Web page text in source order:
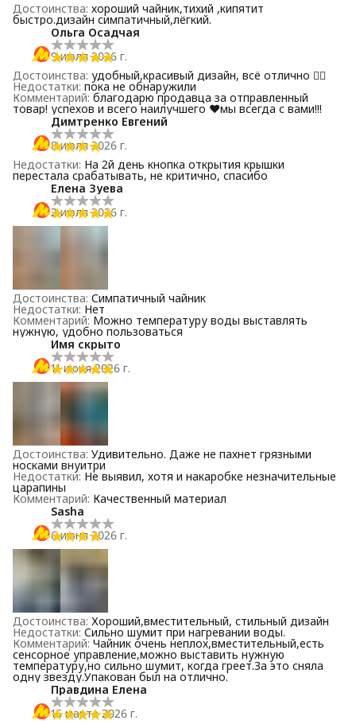
Достоинства: хороший чайник,тихий ,кипятит
быстро.дизайн симпатичный,лёгкий.
Ольга Осадчая
9 июля 2026 г.
Достоинства: удобный,красивый дизайн, всё отлично 👍🏻
Недостатки: пока не обнаружили
Комментарий: благодарю продавца за отправленный
товар! успехов и всего наилучшего ❤️мы всегда с вами!!!
Димтренко Евгений
8 июля 2026 г.
Недостатки: На 2й день кнопка открытия крышки
перестала срабатывать, не критично, спасибо
Елена Зуева
2 июля 2026 г.
Достоинства: Симпатичный чайник
Недостатки: Нет
Комментарий: Можно температуру воды выставлять
нужную, удобно пользоваться
Имя скрыто
11 июня 2026 г.
Достоинства: Удивительно. Даже не пахнет грязными
носками внуитри
Недостатки: Не выявил, хотя и накаробке незначительные
царапины
Комментарий: Качественный материал
Sasha
6 июня 2026 г.
Достоинства: Хороший,вместительный, стильный дизайн
Недостатки: Сильно шумит при нагревании воды.
Комментарий: Чайник очень неплох,вместительный,есть
сенсорное управление,можно выставить нужную
температуру,но сильно шумит, когда греет.За это сняла
одну звезду.Упакован был на отлично.
Правдина Елена
16 марта 2026 г.